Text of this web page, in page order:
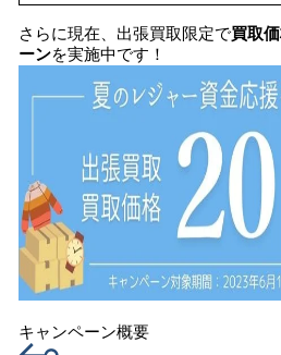
さらに現在、出張買取限定で買取
ーンを実施中です！
キャンペーン概要